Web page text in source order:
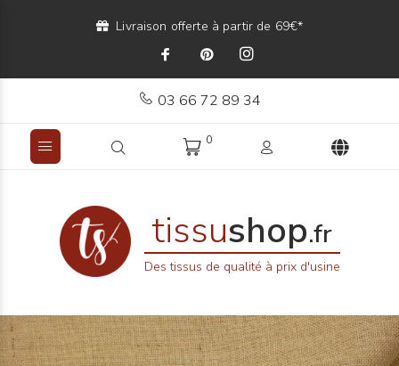
Livraison offerte à partir de 69€*
03 66 72 89 34
0
tissushop.fr
Des tissus de qualité à prix d'usine